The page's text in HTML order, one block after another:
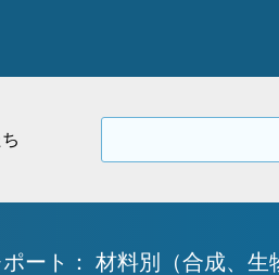
ート： 材料別（合成、生